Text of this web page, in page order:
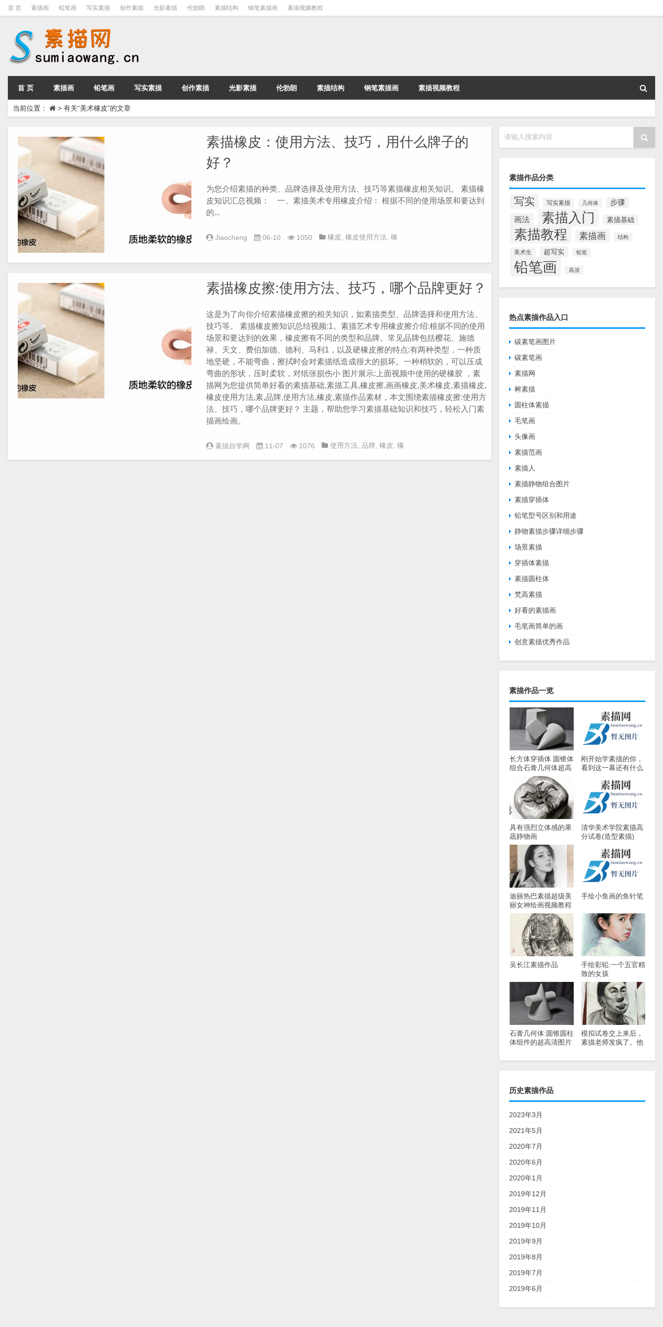
首 页 素描画 铅笔画 写实素描 创作素描 光影素描 伦勃朗 素描结构 钢笔素描画 素描视频教程
首 页 素描画 铅笔画 写实素描 创作素描 光影素描 伦勃朗 素描结构 钢笔素描画 素描视频教程
当前位置： > 有关“美术橡皮”的文章
素描橡皮：使用方法、技巧，用什么牌子的
好？
为您介绍素描的种类、品牌选择及使用方法、技巧等素描橡皮相关知识。 素描橡
皮知识汇总视频： 一、素描美术专用橡皮介绍： 根据不同的使用场景和要达到
的...
Jiaocheng 06-10 1050 橡皮 橡皮使用方法 橡
术橡皮
素描橡皮擦:使用方法、技巧，哪个品牌更好？
这是为了向你介绍素描橡皮擦的相关知识，如素描类型、品牌选择和使用方法、
技巧等。 素描橡皮擦知识总结视频:1。素描艺术专用橡皮擦介绍:根据不同的使用
场景和要达到的效果，橡皮擦有不同的类型和品牌。常见品牌包括樱花、施德
禄、天文、费伯加德、德利、马利1，以及硬橡皮擦的特点:有两种类型，一种质
地坚硬，不能弯曲，擦拭时会对素描纸造成很大的损坏。一种稍软的，可以压成
弯曲的形状，压时柔软，对纸张损伤小 图片展示:上面视频中使用的硬橡胶 ，素
描网为您提供简单好看的素描基础,素描工具,橡皮擦,画画橡皮,美术橡皮,素描橡皮,
橡皮使用方法,素,品牌,使用方法,橡皮,素描作品素材，本文围绕素描橡皮擦:使用方
法、技巧，哪个品牌更好？ 主题，帮助您学习素描基础知识和技巧，轻松入门素
描画绘画。
素描自学网 11-07 1076 使用方法 品牌 橡皮 橡
请输入搜索内容
素描作品分类
写实 写实素描 几何体 步骤
画法 素描入门 素描基础
素描教程 素描画 结构
美术生 超写实 铅笔
铅笔画 高清
热点素描作品入口
碳素笔画图片
碳素笔画
素描网
树素描
圆柱体素描
毛笔画
头像画
素描范画
素描人
素描静物组合图片
素描穿插体
铅笔型号区别和用途
静物素描步骤详细步骤
场景素描
穿插体素描
素描圆柱体
梵高素描
好看的素描画
毛笔画简单的画
创意素描优秀作品
素描作品一览
长方体穿插体 圆锥体
组合石膏几何体超高
清照片
刚开始学素描的你，
看到这一幕还有什么
具有强烈立体感的果
蔬静物画
清华美术学院素描高
分试卷(造型素描)
迪丽热巴素描超级美
丽女神绘画视频教程
手绘小鱼画的鱼针笔
吴长江素描作品
手绘彩铅:一个五官精
致的女孩
石膏几何体:圆锥圆柱
体组件的超高清图片
模拟试卷交上来后，
素描老师发疯了。他
历史素描作品
2023年3月
2021年5月
2020年7月
2020年6月
2020年1月
2019年12月
2019年11月
2019年10月
2019年9月
2019年8月
2019年7月
2019年6月